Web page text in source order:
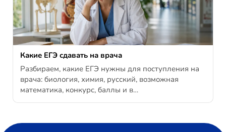
Какие ЕГЭ сдавать на врача
Разбираем, какие ЕГЭ нужны для поступления на
врача: биология, химия, русский, возможная
математика, конкурс, баллы и в…